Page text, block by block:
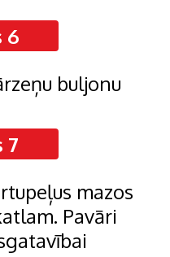
6
buljonu
7
mazos
Pavāri